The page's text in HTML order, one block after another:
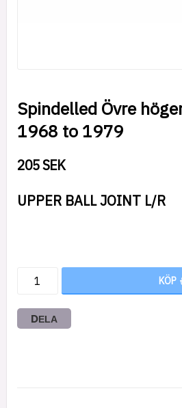
Spindelled Övre
1968 to 1979
205 SEK
UPPER BALL JOINT L/R
KÖP
DELA